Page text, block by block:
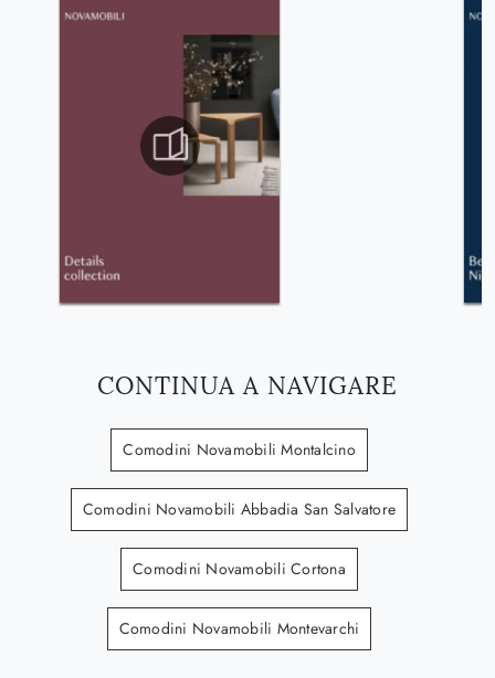
CONTINUA A NAVIGARE
Comodini Novamobili Montalcino
Comodini Novamobili Abbadia San Salvatore
Comodini Novamobili Cortona
Comodini Novamobili Montevarchi